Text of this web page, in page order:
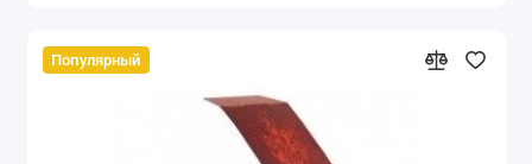
Популярный